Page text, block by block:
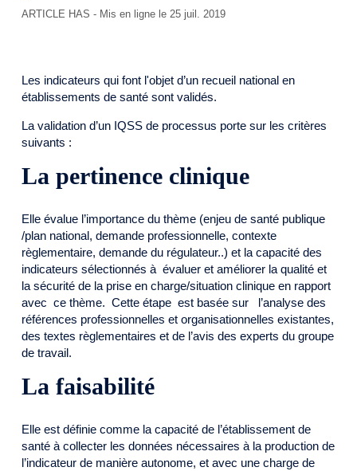
ARTICLE HAS - Mis en ligne le 25 juil. 2019
Les indicateurs qui font l'objet d’un recueil national en
établissements de santé sont validés.
La validation d’un IQSS de processus porte sur les critères
suivants :
La pertinence clinique
Elle évalue l’importance du thème (enjeu de santé publique
/plan national, demande professionnelle, contexte
règlementaire, demande du régulateur..) et la capacité des
indicateurs sélectionnés à évaluer et améliorer la qualité et
la sécurité de la prise en charge/situation clinique en rapport
avec ce thème. Cette étape est basée sur l’analyse des
références professionnelles et organisationnelles existantes,
des textes règlementaires et de l’avis des experts du groupe
de travail.
La faisabilité
Elle est définie comme la capacité de l’établissement de
santé à collecter les données nécessaires à la production de
l’indicateur de manière autonome, et avec une charge de